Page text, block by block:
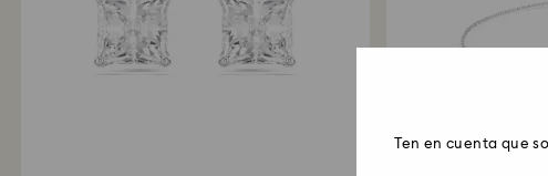
Ten en cuenta que